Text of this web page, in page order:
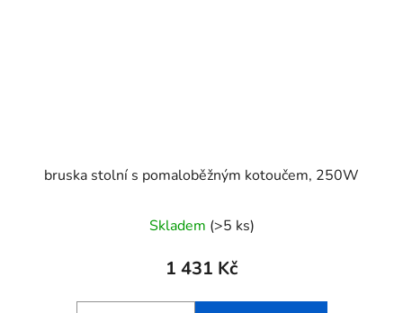
bruska stolní s pomaloběžným kotoučem, 250W
Skladem (>5 ks)
1 431 Kč